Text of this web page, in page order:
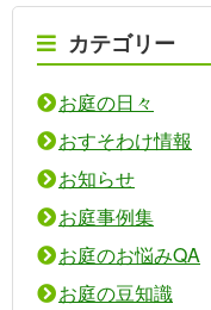
カテゴリー
お庭の日々
おすそわけ情報
お知らせ
お庭事例集
お庭のお悩みQA
お庭の豆知識